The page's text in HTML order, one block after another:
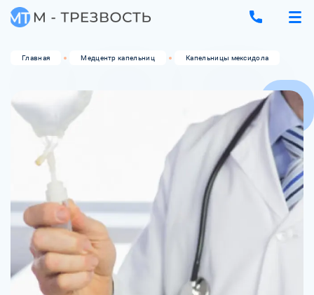
Главная Медцентр капельниц Капельницы мексидола